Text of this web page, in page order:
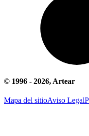
© 1996 - 2026, Artear
Mapa del sitioAviso Legal